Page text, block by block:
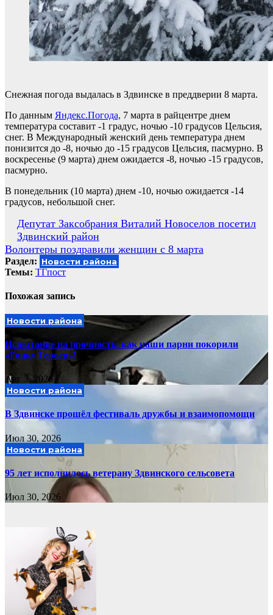
Снежная погода выдалась в Здвинске в преддверии 8 марта.
По данным Яндекс.Погода, 7 марта в райцентре днем
температура составит -1 градус, ночью -10 градусов Цельсия,
снег. В Международный женский день температура днем
понизится до -8, ночью до -15 градусов Цельсия, пасмурно. В
воскресенье (9 марта) днем ожидается -8, ночью -15 градусов,
пасмурно.
В понедельник (10 марта) днем -10, ночью ожидается -14
градусов, небольшой снег.
Навигация
по
записям
Депутат Заксобрания Виталий Новоселов посетил
Здвинский район
Волонтеры поздравили женщин с 8 марта
Раздел: Новости района
Темы: ТГпост
Похожая запись
Новости района
Испытание на прочность: как наши парни покорили
«Гонку Героев»!
Авг 3, 2026
Новости района
В Здвинске прошёл фестиваль дружбы и взаимопомощи
Июл 30, 2026
Новости района
95 лет исполнилось ветерану Здвинского сельсовета
Июл 30, 2026